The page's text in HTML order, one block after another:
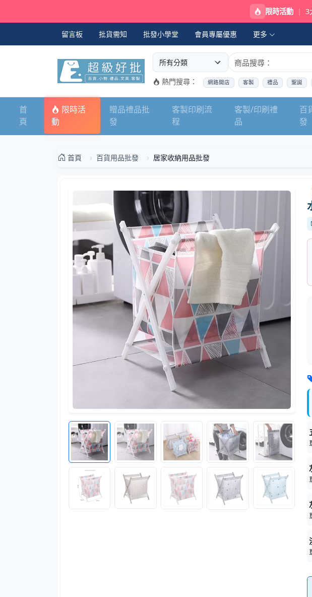
限時活動 | 3
留言板 批貨需知 批發小學堂 會員專屬優惠 更多
選擇商品分類
搜尋商品關鍵字
熱門搜尋： 網路開店 客製 禮品 聖誕
首
頁
限時活
動
贈品禮品批
發
客製印刷流
程
客製/印刷禮
品
百
發
首頁 百貨用品批發 居家收納用品批發